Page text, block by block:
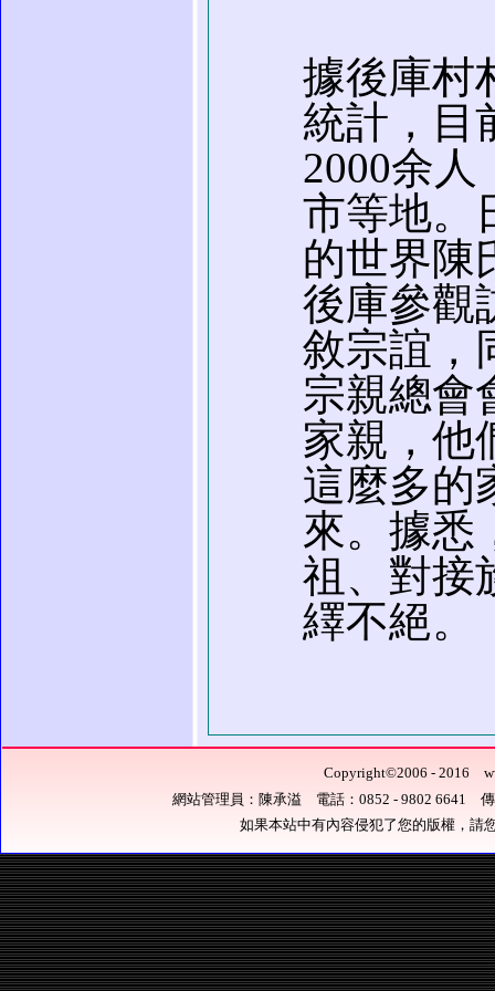
據後庫村
統計，目
2000余
市等地。
的世界陳
後庫參觀
敘宗誼，
宗親總會
家親，他
這麼多的
來。據悉
祖、對接
繹不絕。
Copyright©2006 - 2016
網站管理員：陳承溢 電話：0852 - 9802 6641
如果本站中有內容侵犯了您的版權，請